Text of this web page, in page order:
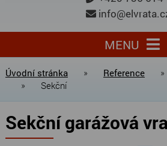
MENU
Úvodní stránka » Reference »
»
Sekční
Sekční garážová